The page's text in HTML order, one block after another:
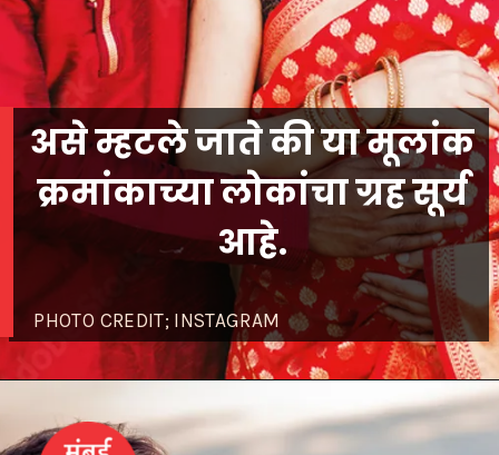
PHOTO CREDIT; INSTAGRAM
असे म्हटले जाते की या मूलांक
क्रमांकाच्या लोकांचा ग्रह सूर्य
आहे.